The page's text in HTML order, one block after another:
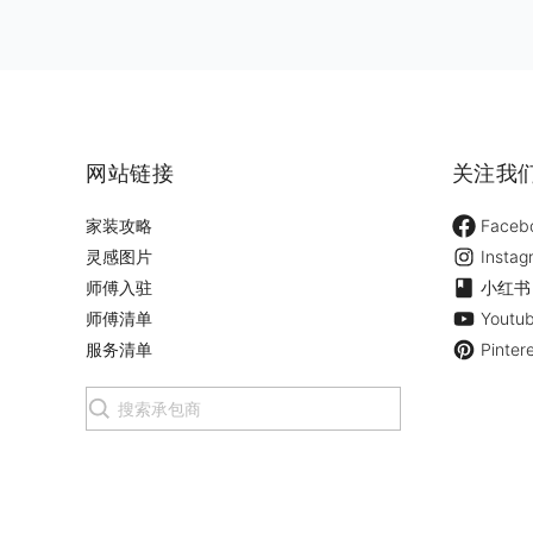
网站链接
家装攻略
灵感图片
师傅入驻
师傅清单
服务清单
关注我
小红书